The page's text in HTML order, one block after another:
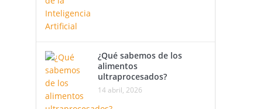
¿Qué sabemos de los
alimentos
ultraprocesados?
14 abril, 2026